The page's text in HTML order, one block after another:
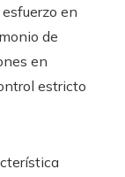
en
de
en
estricto